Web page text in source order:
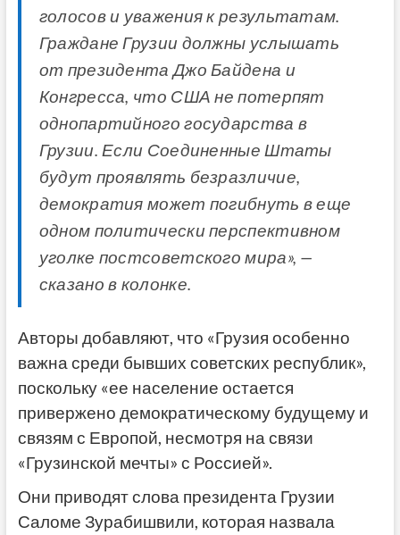
голосов и уважения к результатам.
Граждане Грузии должны услышать
от президента Джо Байдена и
Конгресса, что США не потерпят
однопартийного государства в
Грузии. Если Соединенные Штаты
будут проявлять безразличие,
демократия может погибнуть в еще
одном политически перспективном
уголке постсоветского мира», —
сказано в колонке.
Авторы добавляют, что «Грузия особенно
важна среди бывших советских республик»,
поскольку «ее население остается
привержено демократическому будущему и
связям с Европой, несмотря на связи
«Грузинской мечты» с Россией».
Они приводят слова президента Грузии
Саломе Зурабишвили, которая назвала